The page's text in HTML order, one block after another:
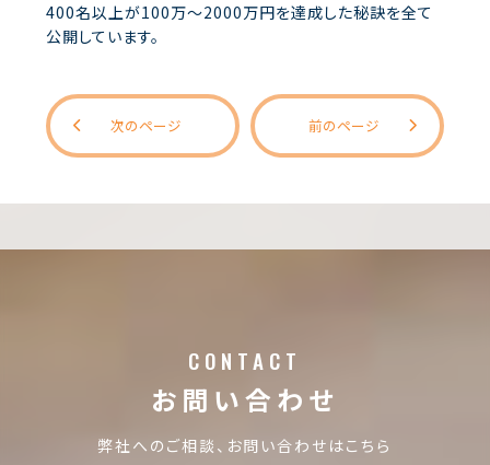
400名以上が100万～2000万円を達成した秘訣を全て
公開しています。
次のページ 前のページ
CONTACT
お問い合わせ
弊社へのご相談、お問い合わせはこちら